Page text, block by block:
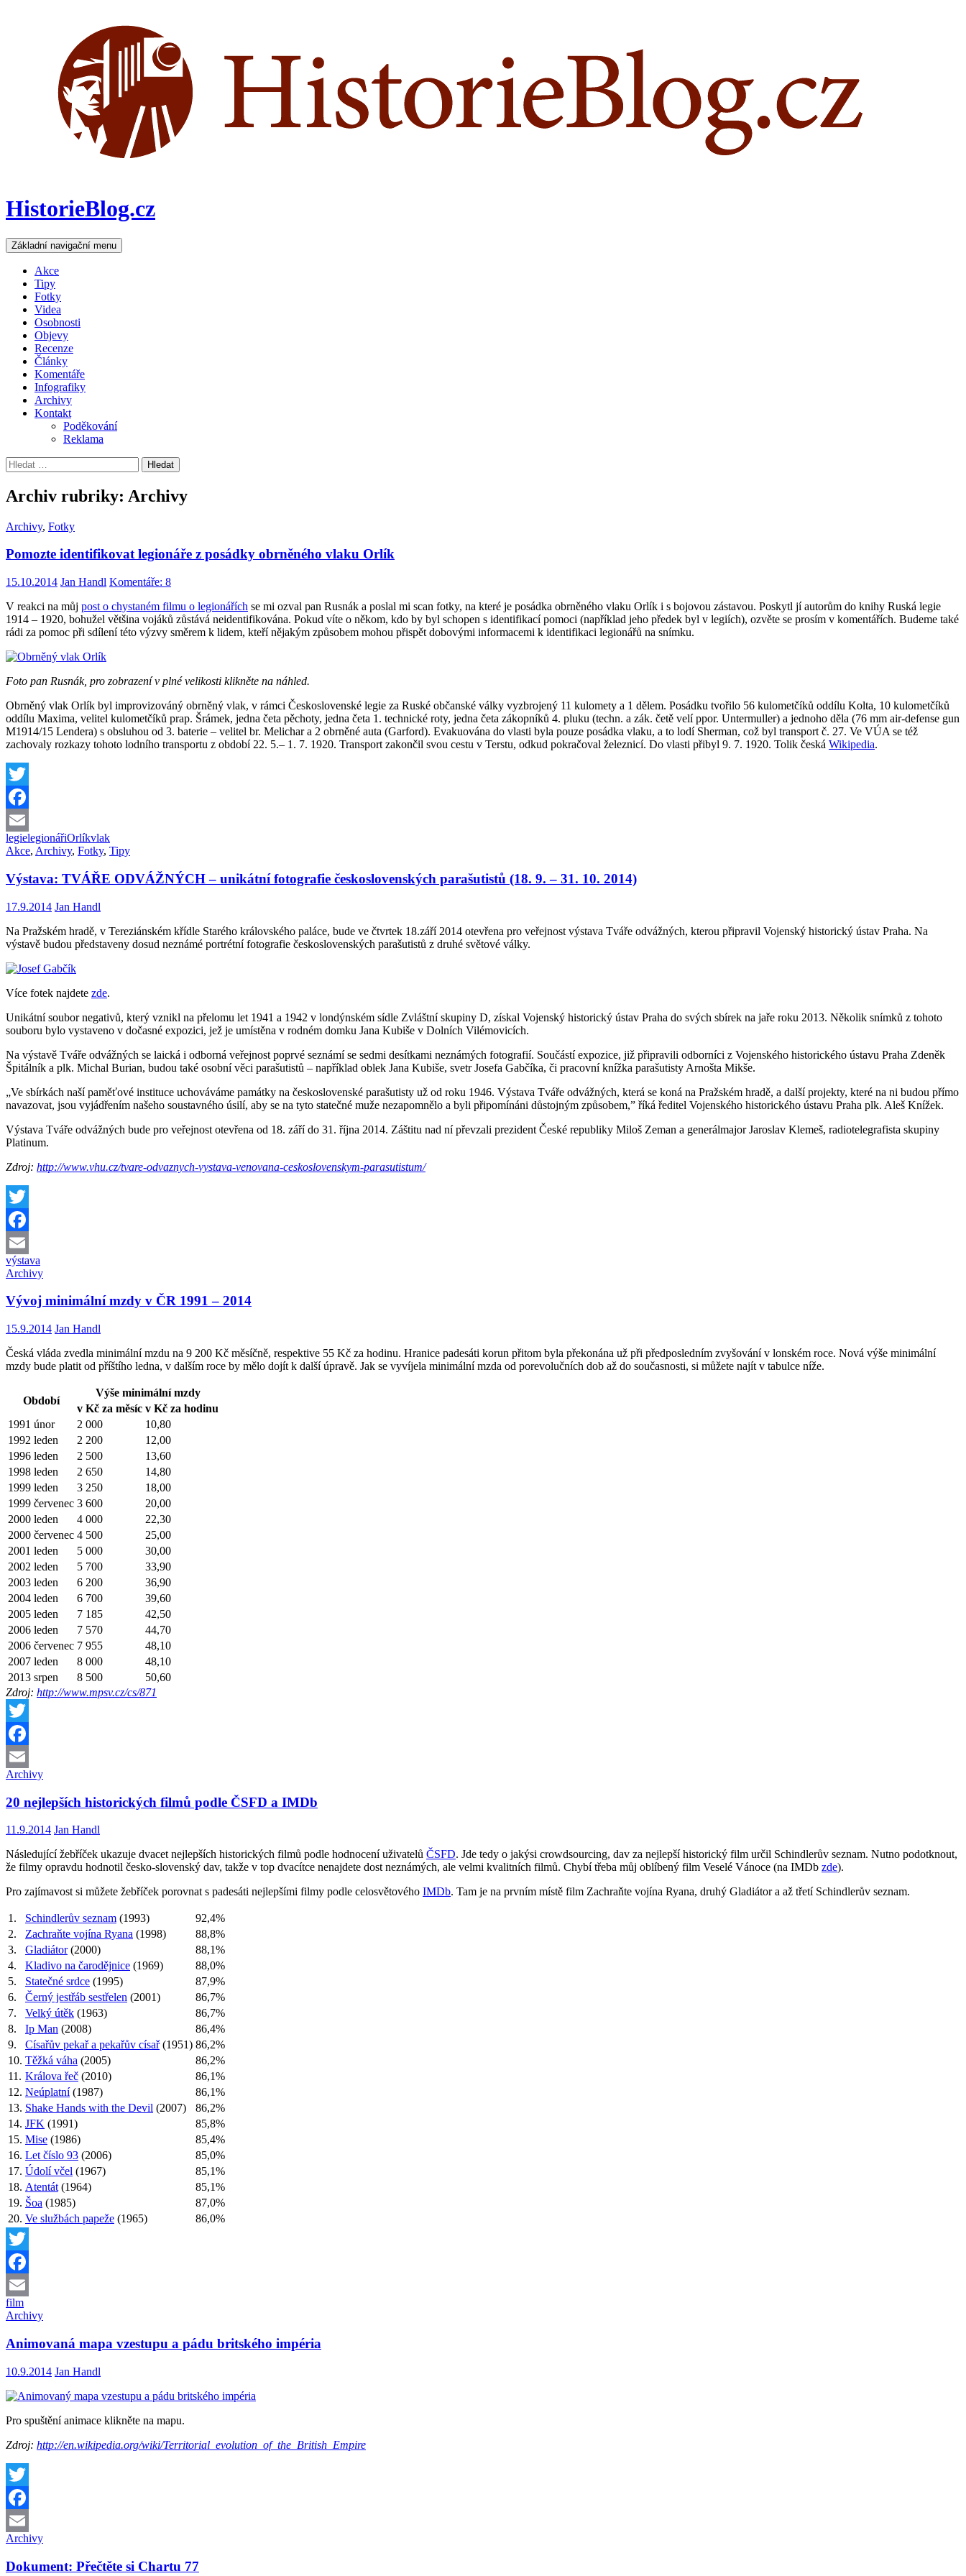
HistorieBlog.cz
Hledat
Základní navigační menu Přejít
k
Akce
Tipy
Fotky
Videa
Osobnosti
Objevy
Recenze
Články
Komentáře
Infografiky
Archivy
Kontakt
Poděkování
Reklama
Vyhledávání
Archiv rubriky: Archivy
Archivy, Fotky
Pomozte identifikovat legionáře z posádky obrněného vlaku Orlík
15.10.2014 Jan Handl Komentáře: 8
V reakci na můj post o chystaném filmu o legionářích se mi ozval pan Rusnák a poslal mi scan fotky, na které je posádka obrněného vlaku Orlík i s bojovou zástavou. Poskytl jí autorům do knihy Ruská legie
1914 – 1920, bohužel většina vojáků zůstává neidentifikována. Pokud víte o někom, kdo by byl schopen s identifikací pomoci (například jeho předek byl v legiích), ozvěte se prosím v komentářích. Budeme také
rádi za pomoc při sdílení této výzvy směrem k lidem, kteří nějakým způsobem mohou přispět dobovými informacemi k identifikaci legionářů na snímku.
Foto pan Rusnák, pro zobrazení v plné velikosti klikněte na náhled.
Obrněný vlak Orlík byl improvizováný obrněný vlak, v rámci Československé legie za Ruské občanské války vyzbrojený 11 kulomety a 1 dělem. Posádku tvořilo 56 kulometčíků oddílu Kolta, 10 kulometčíků
oddílu Maxima, velitel kulometčíků prap. Šrámek, jedna četa pěchoty, jedna četa 1. technické roty, jedna četa zákopníků 4. pluku (techn. a zák. četě velí ppor. Untermuller) a jednoho děla (76 mm air-defense gun
M1914/15 Lendera) s obsluhou od 3. baterie – velitel br. Melichar a 2 obrněné auta (Garford). Evakuována do vlasti byla pouze posádka vlaku, a to lodí Sherman, což byl transport č. 27. Ve VÚA se též
zachovaly rozkazy tohoto lodního transportu z období 22. 5.– 1. 7. 1920. Transport zakončil svou cestu v Terstu, odkud pokračoval železnicí. Do vlasti přibyl 9. 7. 1920. Tolik česká Wikipedia.
Twitter
Facebook
Email
legielegionářiOrlíkvlak
Akce, Archivy, Fotky, Tipy
Výstava: TVÁŘE ODVÁŽNÝCH – unikátní fotografie československých parašutistů (18. 9. – 31. 10. 2014)
17.9.2014 Jan Handl
Na Pražském hradě, v Tereziánském křídle Starého královského paláce, bude ve čtvrtek 18.září 2014 otevřena pro veřejnost výstava Tváře odvážných, kterou připravil Vojenský historický ústav Praha. Na
výstavě budou představeny dosud neznámé portrétní fotografie československých parašutistů z druhé světové války.
Více fotek najdete zde.
Unikátní soubor negativů, který vznikl na přelomu let 1941 a 1942 v londýnském sídle Zvláštní skupiny D, získal Vojenský historický ústav Praha do svých sbírek na jaře roku 2013. Několik snímků z tohoto
souboru bylo vystaveno v dočasné expozici, jež je umístěna v rodném domku Jana Kubiše v Dolních Vilémovicích.
Na výstavě Tváře odvážných se laická i odborná veřejnost poprvé seznámí se sedmi desítkami neznámých fotografií. Součástí expozice, již připravili odborníci z Vojenského historického ústavu Praha Zdeněk
Špitálník a plk. Michal Burian, budou také osobní věci parašutistů – například oblek Jana Kubiše, svetr Josefa Gabčíka, či pracovní knížka parašutisty Arnošta Mikše.
„Ve sbírkách naší paměťové instituce uchováváme památky na československé parašutisty už od roku 1946. Výstava Tváře odvážných, která se koná na Pražském hradě, a další projekty, které na ni budou přímo
navazovat, jsou vyjádřením našeho soustavného úsilí, aby se na tyto statečné muže nezapomnělo a byli připomínáni důstojným způsobem,” říká ředitel Vojenského historického ústavu Praha plk. Aleš Knížek.
Výstava Tváře odvážných bude pro veřejnost otevřena od 18. září do 31. října 2014. Záštitu nad ní převzali prezident České republiky Miloš Zeman a generálmajor Jaroslav Klemeš, radiotelegrafista skupiny
Platinum.
Zdroj: http://www.vhu.cz/tvare-odvaznych-vystava-venovana-ceskoslovenskym-parasutistum/
Twitter
Facebook
Email
výstava
Archivy
Vývoj minimální mzdy v ČR 1991 – 2014
15.9.2014 Jan Handl
Česká vláda zvedla minimální mzdu na 9 200 Kč měsíčně, respektive 55 Kč za hodinu. Hranice padesáti korun přitom byla překonána už při předposledním zvyšování v lonském roce. Nová výše minimální
mzdy bude platit od příštího ledna, v dalším roce by mělo dojít k další úpravě. Jak se vyvíjela minimální mzda od porevolučních dob až do současnosti, si můžete najít v tabulce níže.
Období
Výše minimální mzdy
v Kč za měsíc v Kč za hodinu
1991 únor
2 000
10,80
1992 leden
2 200
12,00
1996 leden
2 500
13,60
1998 leden
2 650
14,80
1999 leden
3 250
18,00
1999 červenec 3 600
20,00
2000 leden
4 000
22,30
2000 červenec 4 500
25,00
2001 leden
5 000
30,00
2002 leden
5 700
33,90
2003 leden
6 200
36,90
2004 leden
6 700
39,60
2005 leden
7 185
42,50
2006 leden
7 570
44,70
2006 červenec 7 955
48,10
2007 leden
8 000
48,10
2013 srpen
8 500
50,60
Zdroj: http://www.mpsv.cz/cs/871
Twitter
Facebook
Email
Archivy
20 nejlepších historických filmů podle ČSFD a IMDb
11.9.2014 Jan Handl
Následující žebříček ukazuje dvacet nejlepších historických filmů podle hodnocení uživatelů ČSFD. Jde tedy o jakýsi crowdsourcing, dav za nejlepší historický film určil Schindlerův seznam. Nutno podotknout,
že filmy opravdu hodnotil česko-slovenský dav, takže v top dvacítce nenajdete dost neznámých, ale velmi kvalitních filmů. Chybí třeba můj oblíbený film Veselé Vánoce (na IMDb zde).
Pro zajímavost si můžete žebříček porovnat s padesáti nejlepšími filmy podle celosvětového IMDb. Tam je na prvním místě film Zachraňte vojína Ryana, druhý Gladiátor a až třetí Schindlerův seznam.
1. Schindlerův seznam (1993)
92,4%
2.
Zachraňte vojína Ryana (1998)
88,8%
3.
Gladiátor (2000)
88,1%
4.
Kladivo na čarodějnice (1969)
88,0%
5.
Statečné srdce (1995)
87,9%
6.
Černý jestřáb sestřelen (2001)
86,7%
7.
Velký útěk (1963)
86,7%
8.
Ip Man (2008)
86,4%
9.
Císařův pekař a pekařův císař (1951) 86,2%
10. Těžká váha (2005)
86,2%
11. Králova řeč (2010)
86,1%
12. Neúplatní (1987)
86,1%
13. Shake Hands with the Devil (2007)
86,2%
14. JFK (1991)
85,8%
15. Mise (1986)
85,4%
16. Let číslo 93 (2006)
85,0%
17. Údolí včel (1967)
85,1%
18. Atentát (1964)
85,1%
19. Šoa (1985)
87,0%
20. Ve službách papeže (1965) 86,0%
Twitter
Facebook
Email
film
Archivy
Animovaná mapa vzestupu a pádu britského impéria
10.9.2014 Jan Handl
Pro spuštění animace klikněte na mapu.
Zdroj: http://en.wikipedia.org/wiki/Territorial_evolution_of_the_British_Empire
Twitter
Facebook
Email
Archivy
Dokument: Přečtěte si Chartu 77